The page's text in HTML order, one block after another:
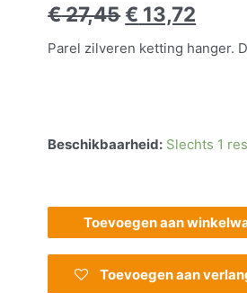
€27,45€ 13,72
Parel zilveren ketting hanger.
Beschikbaarheid: Slechts 1
Toevoegen aan
Toevoegen aan